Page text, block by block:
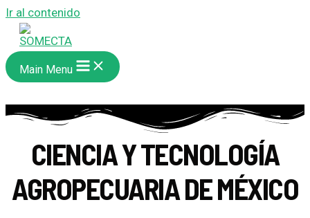
Ir al contenido
Main Menu
CIENCIA Y TECNOLOGÍA
AGROPECUARIA DE MÉXICO